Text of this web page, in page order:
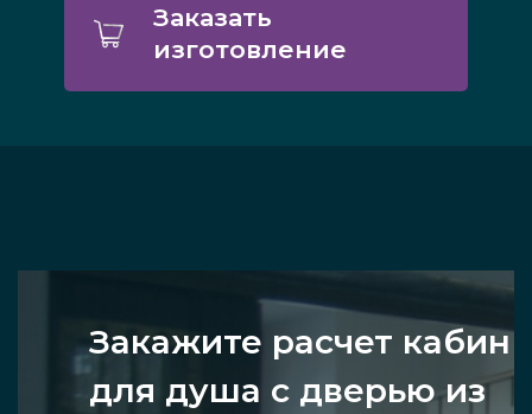
Заказать
изготовление
Закажите расчет кабин
для душа с дверью из